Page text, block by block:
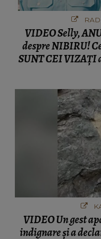
VIDEO Selly,
despre NIBIRU!
SUNT CEI VIZAȚI
VIDEO Un gest
indignare și a